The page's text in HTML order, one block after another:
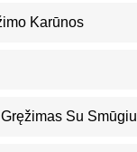
Karūnos
Su Smūgiu